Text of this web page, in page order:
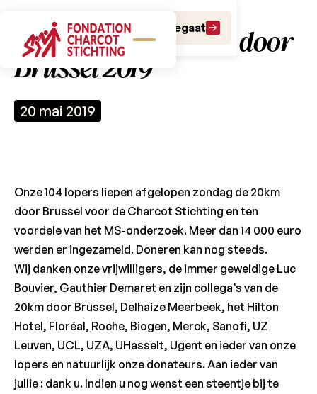
Doe een gift Doe een legaat
Gefeliciteerd ! 20 km door
Brussel 2019
20 mai 2019
Onze 104 lopers liepen afgelopen zondag de 20km
door Brussel voor de Charcot Stichting en ten
voordele van het MS-onderzoek. Meer dan 14 000 euro
werden er ingezameld. Doneren kan nog steeds.
Wij danken onze vrijwilligers, de immer geweldige Luc
Bouvier, Gauthier Demaret en zijn collega’s van de
20km door Brussel, Delhaize Meerbeek, het Hilton
Hotel, Floréal, Roche, Biogen, Merck, Sanofi, UZ
Leuven, UCL, UZA, UHasselt, Ugent en ieder van onze
lopers en natuurlijk onze donateurs. Aan ieder van
jullie : dank u. Indien u nog wenst een steentje bij te